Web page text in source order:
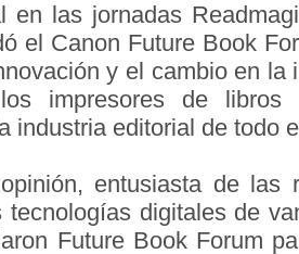
en las jornadas
el Canon Future Book
y el cambio en la
impresores de
industria editorial de todo
entusiasta de las
tecnologías digitales de
Future Book Forum